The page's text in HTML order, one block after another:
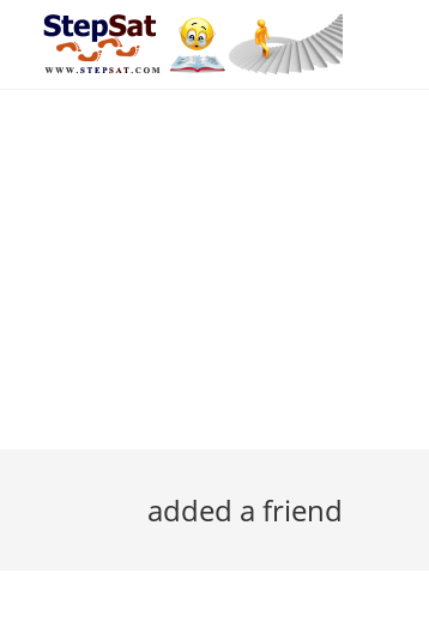
added a friend